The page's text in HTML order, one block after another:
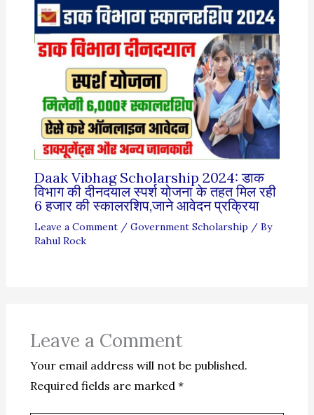
Daak Vibhag Scholarship 2024: डाक
विभाग की दीनदयाल स्पर्श योजना के तहत मिल रही
6 हजार की स्कालरशिप,जाने आवेदन प्रक्रिया
Leave a Comment / Government Scholarship / By
Rahul Rock
Leave a Comment
Your email address will not be published.
Required fields are marked *